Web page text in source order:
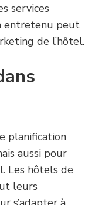
services
entretenu peut
de l’hôtel.
planification
aussi pour
Les hôtels de
leurs